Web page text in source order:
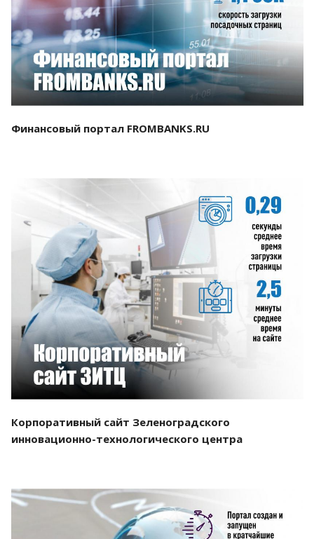
Смотреть проект
Финансовый портал FROMBANKS.RU
Смотреть проект
Корпоративный сайт Зеленоградского
инновационно-технологического центра